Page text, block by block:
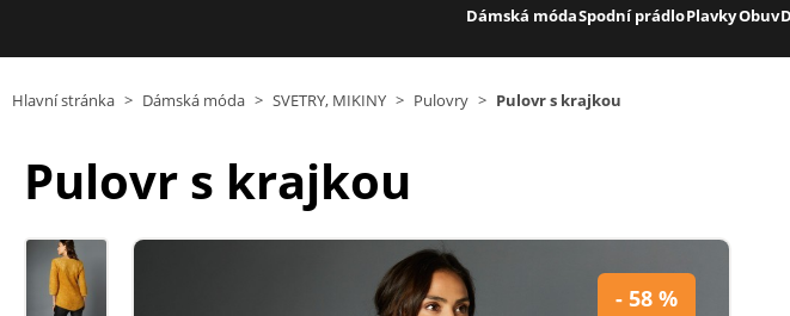
Dámská módaSpodní prádloPlavkyObuv
Hlavní stránka > Dámská móda > SVETRY, MIKINY > Pulovry > Pulovr s krajkou
Pulovr s krajkou
- 58 %